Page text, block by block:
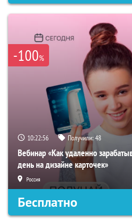
-100%
10:22:55 Получили:48
Вебинар «Как удаленно
день на дизайне карточек»
Россия
Бесплатно